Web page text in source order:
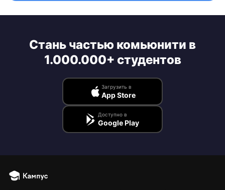
Стань частью комьюнити в
1.000.000+ студентов
Загрузить в
App Store
Доступно в
Google Play